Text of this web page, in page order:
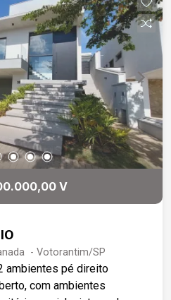
e varanda. Todos os
e piso vinílico
na área de circulação.
e circulação interna
90X90 de 1a
aquecimento de água e
para 2 vagas
V
- Votorantim/SP
ambientes pé direito